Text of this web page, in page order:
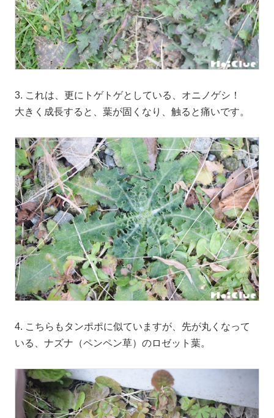
3. これは、更にトゲトゲとしている、オニノゲシ！
大きく成長すると、葉が固くなり、触ると痛いです。
4. こちらもタンポポに似ていますが、先が丸くなって
いる、ナズナ（ペンペン草）のロゼット葉。